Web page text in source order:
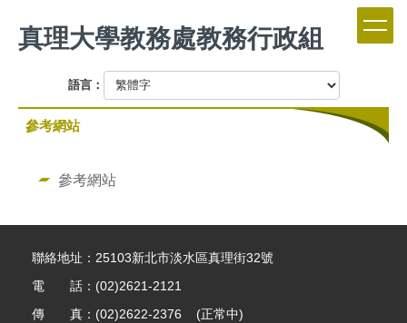
到
主
容
真理大學教務處教務行政組
語言：
參考網站
參考網站
聯絡地址：25103新北市淡水區真理街32號
電 話：(02)2621-2121
傳 真：(02)2622-2376 (正常中)